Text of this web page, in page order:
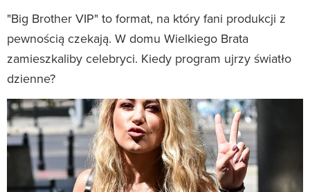
"Big Brother VIP" to format, na który fani produkcji z
pewnością czekają. W domu Wielkiego Brata
zamieszkaliby celebryci. Kiedy program ujrzy światło
dzienne?